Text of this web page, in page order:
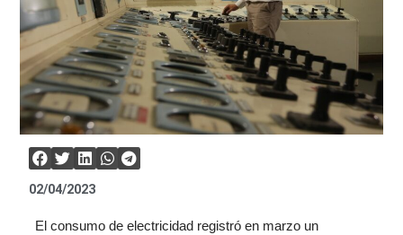
02/04/2023
El consumo de electricidad registró en marzo un